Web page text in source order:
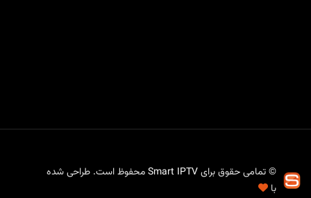
© تمامی حقوق برایSmart IPTVمحفوظ است. طراحی شده
با